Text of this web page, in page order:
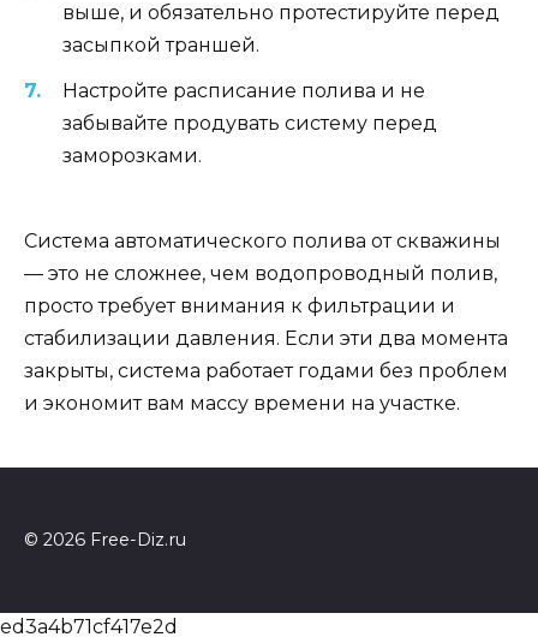
выше, и обязательно протестируйте перед
засыпкой траншей.
Настройте расписание полива и не
забывайте продувать систему перед
заморозками.
Система автоматического полива от скважины
— это не сложнее, чем водопроводный полив,
просто требует внимания к фильтрации и
стабилизации давления. Если эти два момента
закрыты, система работает годами без проблем
и экономит вам массу времени на участке.
© 2026 Free-Diz.ru
ed3a4b71cf417e2d